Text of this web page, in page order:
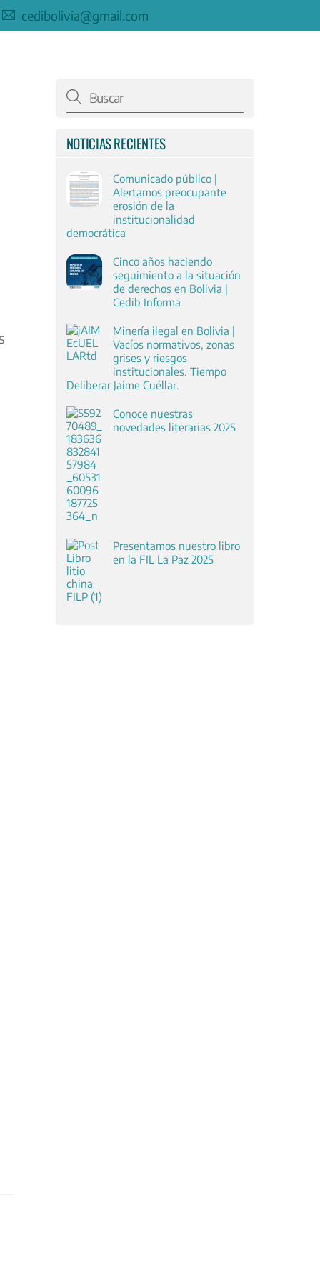
cedibolivia@gmail.com
NOTICIAS RECIENTES
Comunicado público |
Alertamos preocupante
erosión de la
institucionalidad
democrática
Cinco años haciendo
seguimiento a la situación
de derechos en Bolivia |
Cedib Informa
Minería ilegal en Bolivia |
Vacíos normativos, zonas
grises y riesgos
institucionales. Tiempo
Deliberar Jaime Cuéllar.
Conoce nuestras
novedades literarias 2025
Presentamos nuestro libro
en la FIL La Paz 2025